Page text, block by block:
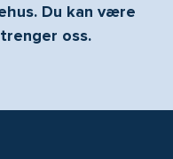
Du kan være
oss.